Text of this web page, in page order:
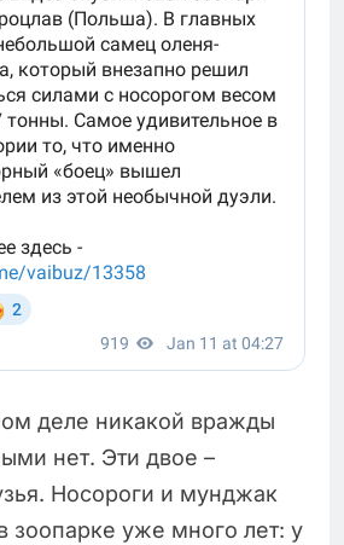
деле никакой вражды
нет. Эти двое –
Носороги и мунджак
зоопарке уже много лет: у